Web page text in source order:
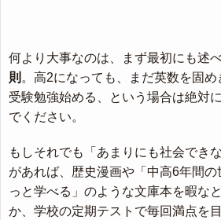
何より大事なのは、まず最初にも述
則 。高2になっても、まだ英数を固
受験勉強始める、という場合は絶対
でください。
もしそれでも「あまりにも社会で
があれば、歴史漫画や「中高6年間
っと学べる」のような文庫本を暇な
か、学校の定期テストで毎回満点を